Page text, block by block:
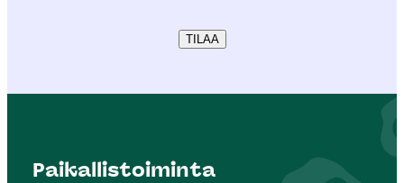
TILAA
Paikallistoiminta